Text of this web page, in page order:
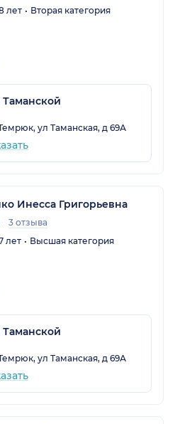
лет Вторая категория
ул Таманская, д 69А
Инесса Григорьевна
3 отзыва
лет
Высшая категория
ул Таманская, д 69А